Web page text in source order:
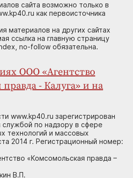
сайта возможно только в
как первоисточника
материалов на других сайтах
ссылка на главную страницу
no-follow обязательна.
ООО «Агентство
- Калуга» и на
www.kp40.ru зарегистрирован
по надзору в сфере
технологий и массовых
2014 г. Регистрационный номер:
«Комсомольская правда –
В.П.